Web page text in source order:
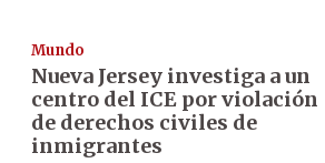
Mundo
Nueva Jersey investiga a un
centro del ICE por violación
de derechos civiles de
inmigrantes